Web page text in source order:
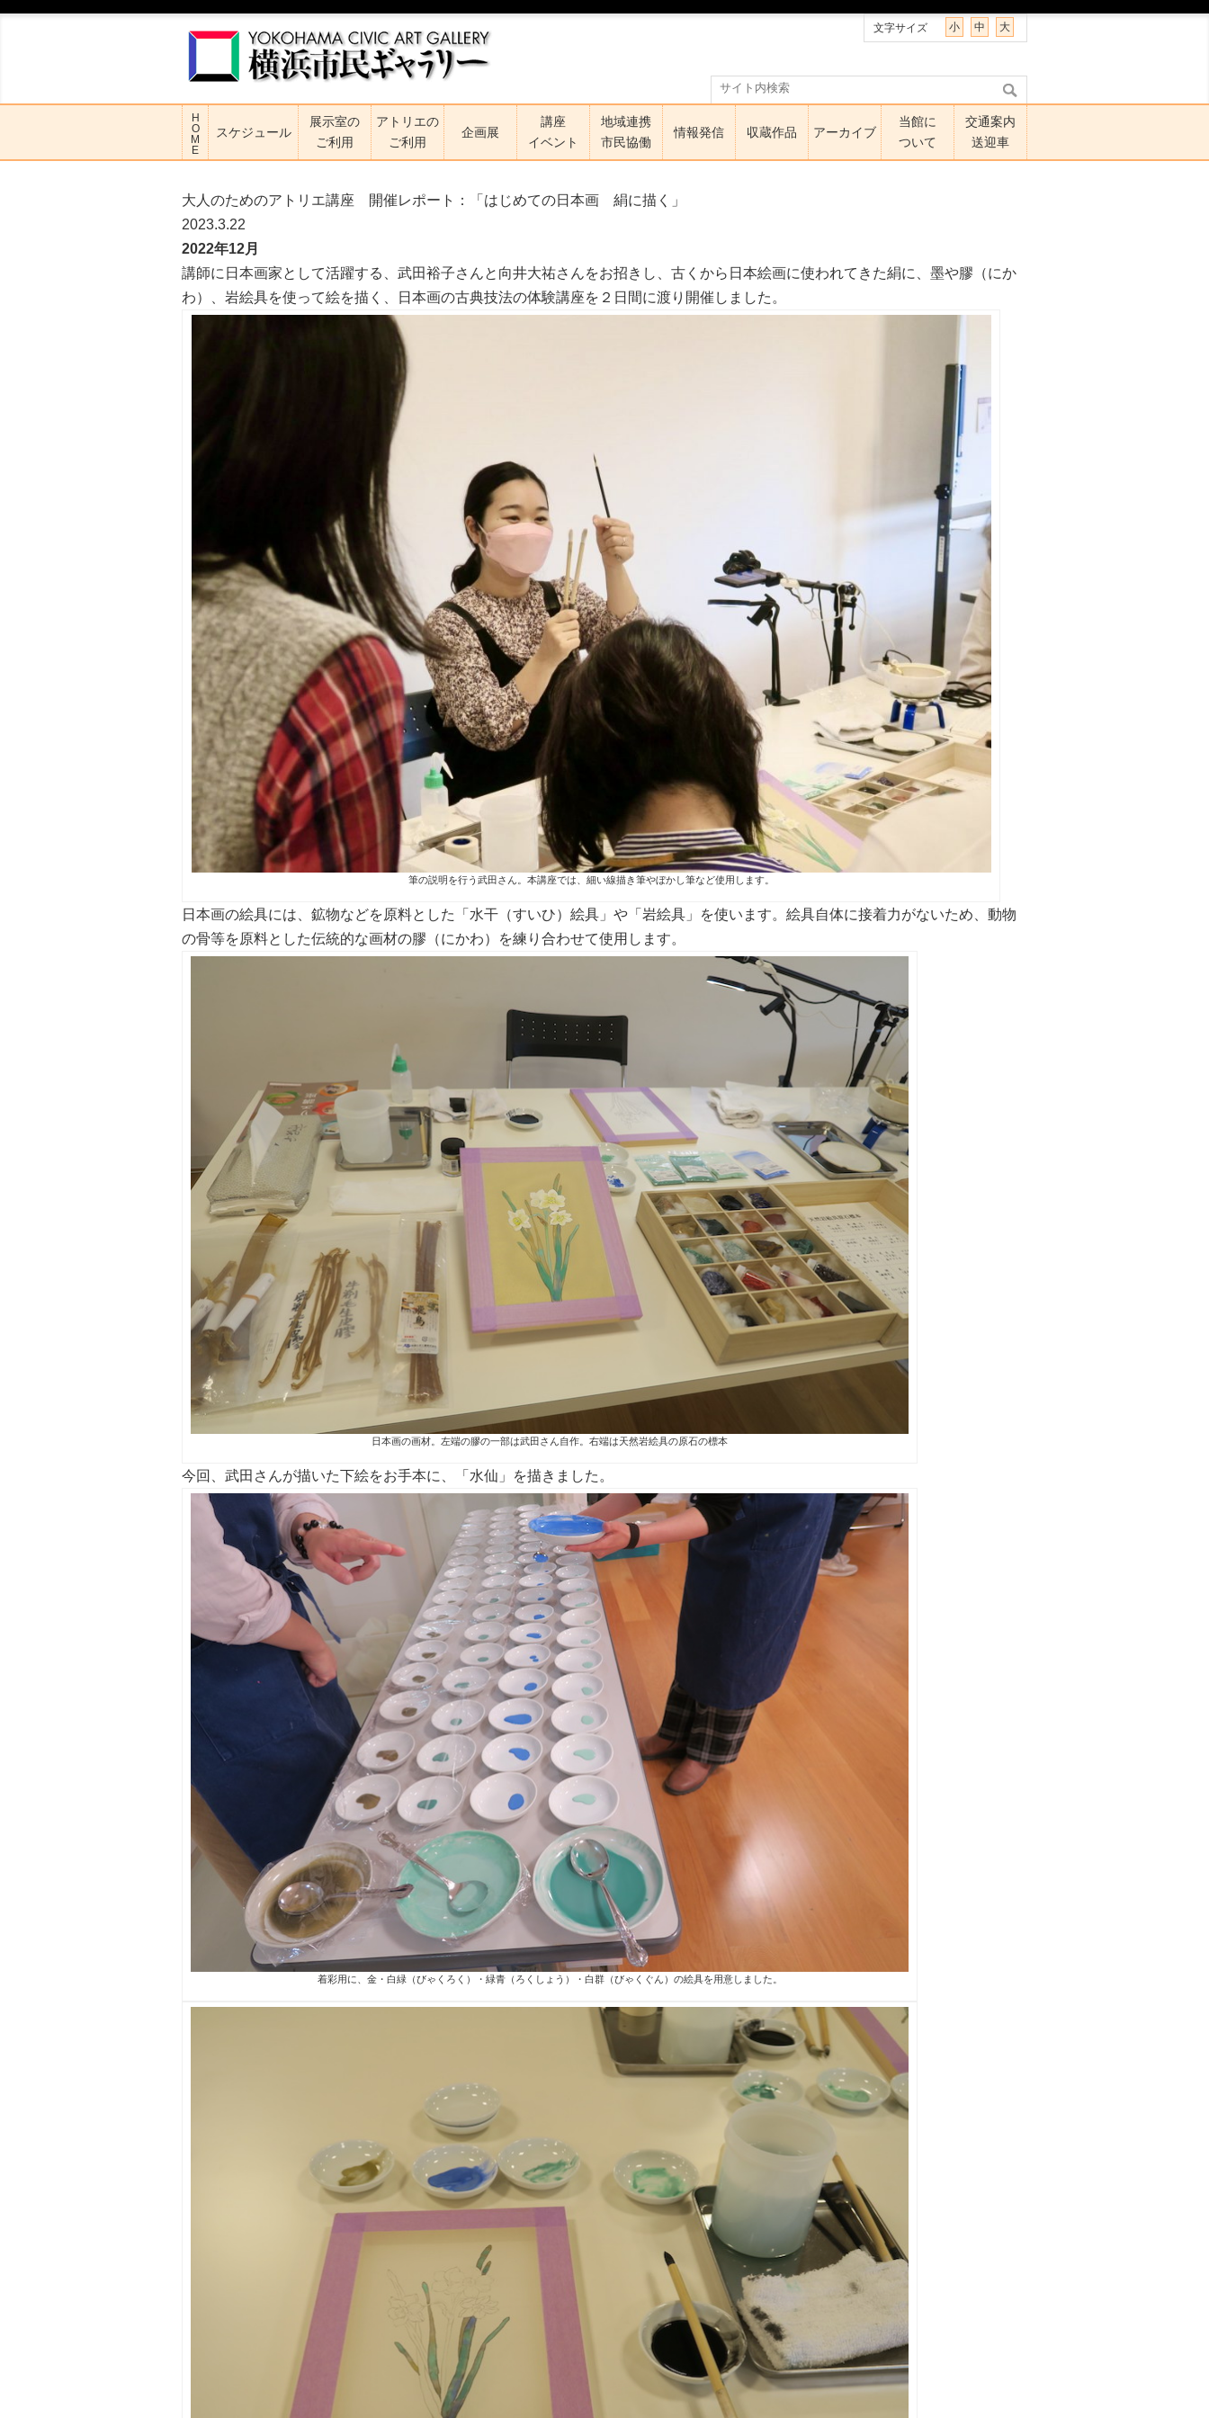
文字サイズ 小 中 大
H
O
M
E
スケジュール
展示室の
ご利用
アトリエの
ご利用
企画展
講座
イベント
地域連携
市民協働
情報発信 収蔵作品 アーカイブ
当館に
ついて
交通案内
送迎車
大人のためのアトリエ講座 開催レポート：「はじめての日本画 絹に描く」
2023.3.22
2022年12月
講師に日本画家として活躍する、武田裕子さんと向井大祐さんをお招きし、古くから日本絵画に使われてきた絹に、墨や膠（にか
わ）、岩絵具を使って絵を描く、日本画の古典技法の体験講座を２日間に渡り開催しました。
筆の説明を行う武田さん。本講座では、細い線描き筆やぼかし筆など使用します。
日本画の絵具には、鉱物などを原料とした「水干（すいひ） 絵具 」や「 岩絵具」を使います。絵具自体に接着力がないため、動物
の骨等を原料とした伝統的な画材の膠（にかわ）を練り合わせて使用します。
日本画の画材。左端の膠の一部は武田さん自作。右端は天然岩絵具の原石の標本
今回、武田さんが描いた下絵をお手本に、「水仙」を描きました。
着彩用に、金・白緑（びゃくろく） ・緑青（ろくしょう） ・白群（びゃくぐん） の絵具を用意しました。